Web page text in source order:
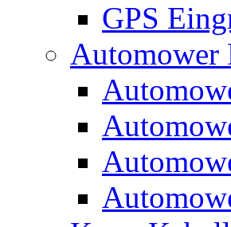
GPS
Automower